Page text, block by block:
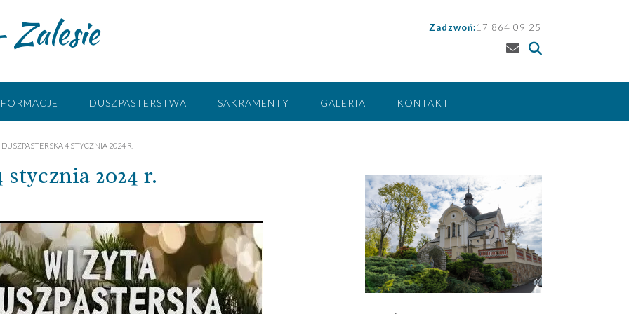
Zalesie Zadzwoń:17 864 09 25
DUSZPASTERSTWA SAKRAMENTY GALERIA KONTAKT
4 STYCZNIA 2024 R.
2024 r.